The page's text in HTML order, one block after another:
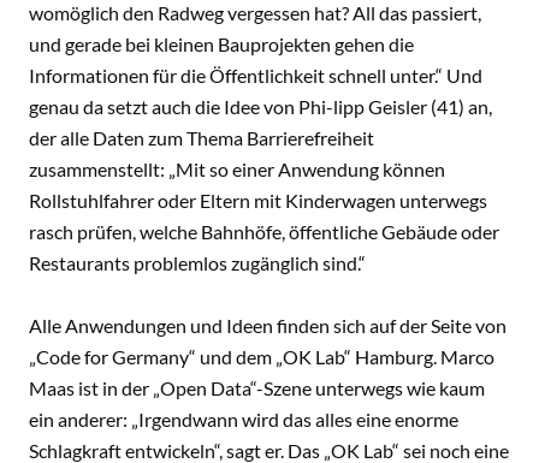
womöglich den Radweg vergessen hat? All das passiert,
und gerade bei kleinen Bauprojekten gehen die
Informationen für die Öffentlichkeit schnell unter.“ Und
genau da setzt auch die Idee von Phi-lipp Geisler (41) an,
der alle Daten zum Thema Barrierefreiheit
zusammenstellt: „Mit so einer Anwendung können
Rollstuhlfahrer oder Eltern mit Kinderwagen unterwegs
rasch prüfen, welche Bahnhöfe, öffentliche Gebäude oder
Restaurants problemlos zugänglich sind.“
Alle Anwendungen und Ideen finden sich auf der Seite von
„Code for Germany“ und dem „OK Lab“ Hamburg. Marco
Maas ist in der „Open Data“-Szene unterwegs wie kaum
ein anderer: „Irgendwann wird das alles eine enorme
Schlagkraft entwickeln“, sagt er. Das „OK Lab“ sei noch eine